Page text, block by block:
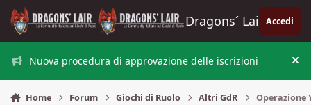
Vai al contenuto
Dragons´ Lair Accedi
Nuova procedura di approvazione delle iscrizioni
Home Forum Giochi di Ruolo Altri GdR Operazione